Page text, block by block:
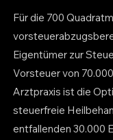
Für die 700
Eigentümer zur
Vorsteuer von
Arztpraxis ist die
steuerfreie
entfallenden 30.000